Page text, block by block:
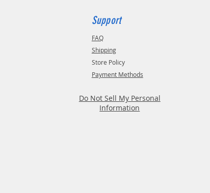
Support
FAQ
Shipping
Store Policy
Payment Methods
Do Not Sell My Personal
Information